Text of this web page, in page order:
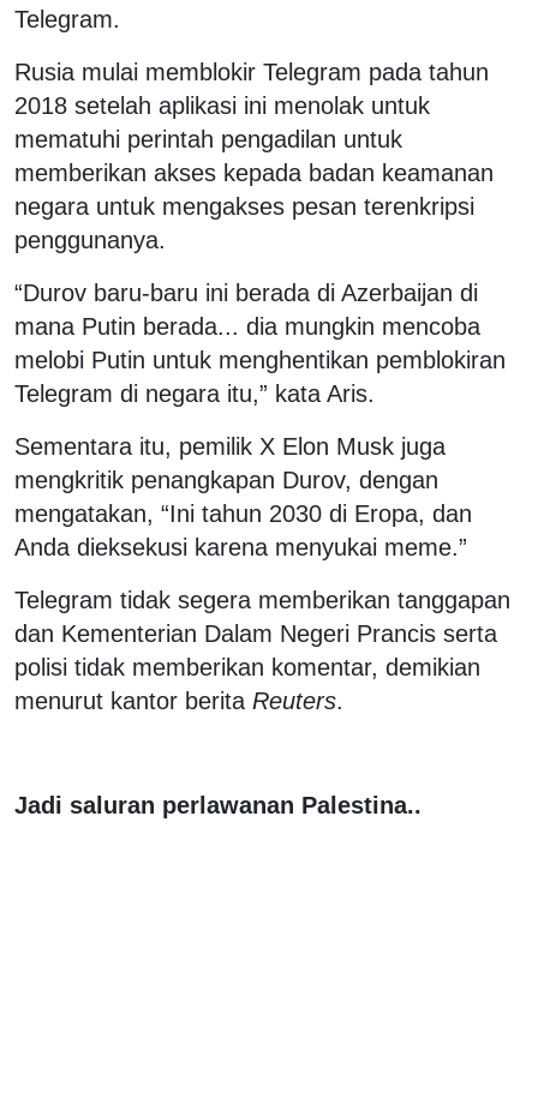
Telegram.
Rusia mulai memblokir Telegram pada tahun
2018 setelah aplikasi ini menolak untuk
mematuhi perintah pengadilan untuk
memberikan akses kepada badan keamanan
negara untuk mengakses pesan terenkripsi
penggunanya.
“Durov baru-baru ini berada di Azerbaijan di
mana Putin berada... dia mungkin mencoba
melobi Putin untuk menghentikan pemblokiran
Telegram di negara itu,” kata Aris.
Sementara itu, pemilik X Elon Musk juga
mengkritik penangkapan Durov, dengan
mengatakan, “Ini tahun 2030 di Eropa, dan
Anda dieksekusi karena menyukai meme.”
Telegram tidak segera memberikan tanggapan
dan Kementerian Dalam Negeri Prancis serta
polisi tidak memberikan komentar, demikian
menurut kantor berita Reuters.
Jadi saluran perlawanan Palestina..